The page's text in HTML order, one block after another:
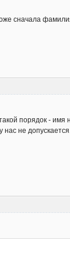
сначала
порядок -
нас не